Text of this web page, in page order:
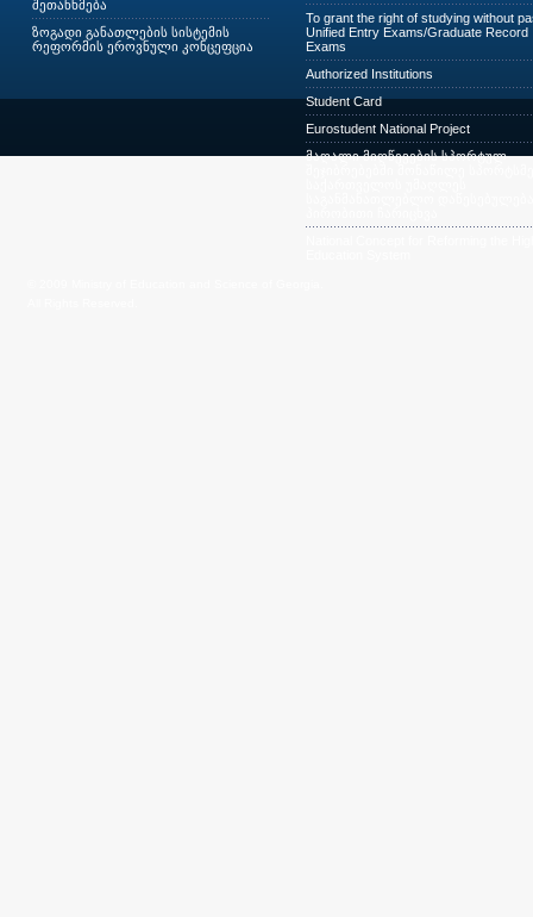
შეთანხმება
ზოგადი განათლების სისტემის
რეფორმის ეროვნული კონცეფცია
To grant the right of studying without
Unified Entry Exams/Graduate Record
Exams
Authorized Institutions
Student Card
Eurostudent National Project
მაღალი მიღწევების სპორტულ